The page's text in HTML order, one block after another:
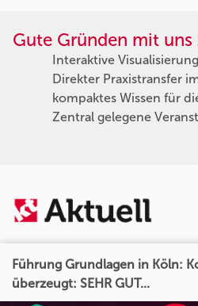
Gute Gründen mit
Interaktive
Direkter Praxistransfer
kompaktes Wissen für
Zentral gelegene
Führung Grundlagen in Köln:
überzeugt: SEHR GUT...